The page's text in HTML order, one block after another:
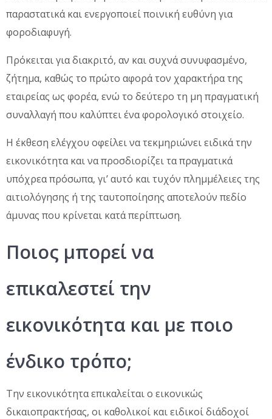
παραστατικά και ενεργοποιεί ποινική ευθύνη για
φοροδιαφυγή.
Πρόκειται για διακριτό, αν και συχνά συνυφασμένο,
ζήτημα, καθώς το πρώτο αφορά τον χαρακτήρα της
εταιρείας ως φορέα, ενώ το δεύτερο τη μη πραγματική
συναλλαγή που καλύπτει ένα φορολογικό στοιχείο.
Η έκθεση ελέγχου οφείλει να τεκμηριώνει ειδικά την
εικονικότητα και να προσδιορίζει τα πραγματικά
υπόχρεα πρόσωπα, γι’ αυτό και τυχόν πλημμέλειες της
αιτιολόγησης ή της ταυτοποίησης αποτελούν πεδίο
άμυνας που κρίνεται κατά περίπτωση.
Ποιος μπορεί να
επικαλεστεί την
εικονικότητα και με ποιο
ένδικο τρόπο;
Την εικονικότητα επικαλείται ο εικονικώς
δικαιοπρακτήσας, οι καθολικοί και ειδικοί διάδοχοί